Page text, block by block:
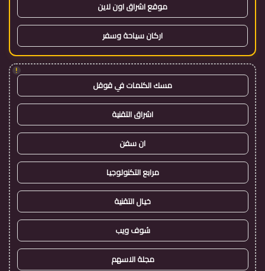
موقع اشراق اون لاين
اركان سياحة وسفر
!
مسك الكلمات في قوقل
اشراق التقنية
ان سفن
مرابع التكنولوجيا
خيال التقنية
شوف ويب
مجلة الاسهم